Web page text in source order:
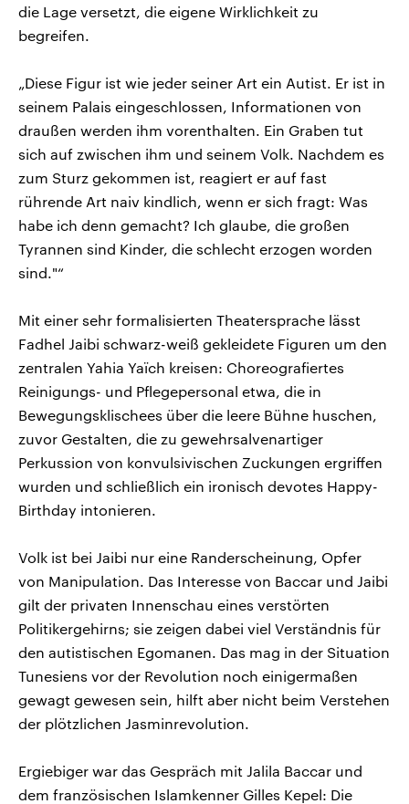
die Lage versetzt, die eigene Wirklichkeit zu
begreifen.
„Diese Figur ist wie jeder seiner Art ein Autist. Er ist in
seinem Palais eingeschlossen, Informationen von
draußen werden ihm vorenthalten. Ein Graben tut
sich auf zwischen ihm und seinem Volk. Nachdem es
zum Sturz gekommen ist, reagiert er auf fast
rührende Art naiv kindlich, wenn er sich fragt: Was
habe ich denn gemacht? Ich glaube, die großen
Tyrannen sind Kinder, die schlecht erzogen worden
sind."“
Mit einer sehr formalisierten Theatersprache lässt
Fadhel Jaibi schwarz-weiß gekleidete Figuren um den
zentralen Yahia Yaïch kreisen: Choreografiertes
Reinigungs- und Pflegepersonal etwa, die in
Bewegungsklischees über die leere Bühne huschen,
zuvor Gestalten, die zu gewehrsalvenartiger
Perkussion von konvulsivischen Zuckungen ergriffen
wurden und schließlich ein ironisch devotes Happy-
Birthday intonieren.
Volk ist bei Jaibi nur eine Randerscheinung, Opfer
von Manipulation. Das Interesse von Baccar und Jaibi
gilt der privaten Innenschau eines verstörten
Politikergehirns; sie zeigen dabei viel Verständnis für
den autistischen Egomanen. Das mag in der Situation
Tunesiens vor der Revolution noch einigermaßen
gewagt gewesen sein, hilft aber nicht beim Verstehen
der plötzlichen Jasminrevolution.
Ergiebiger war das Gespräch mit Jalila Baccar und
dem französischen Islamkenner Gilles Kepel: Die